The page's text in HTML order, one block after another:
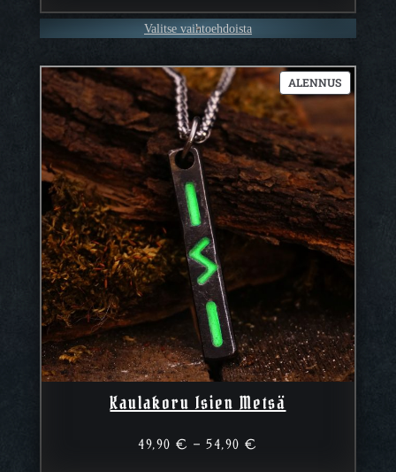
–
94,90 €
Valitse vaihtoehdoista
ALENNUSTUOTE
Kaulakoru Isien Metsä
49,90€ – 54,90€